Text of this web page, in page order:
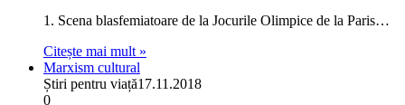
1. Scena blasfemiatoare de la Jocurile Olimpice de la Paris…
Citește mai mult »
Marxism cultural
Știri pentru viață17.11.2018
0